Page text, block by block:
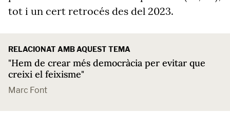
tot i un cert retrocés des del 2023.
RELACIONAT AMB AQUEST TEMA
"Hem de crear més democràcia per evitar que
creixi el feixisme"
Marc Font